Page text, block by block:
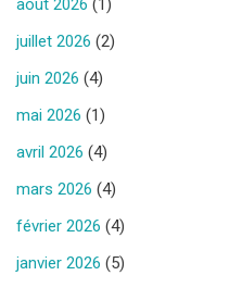
août 2026 (1)
juillet 2026 (2)
juin 2026 (4)
mai 2026 (1)
avril 2026 (4)
mars 2026 (4)
février 2026 (4)
janvier 2026 (5)